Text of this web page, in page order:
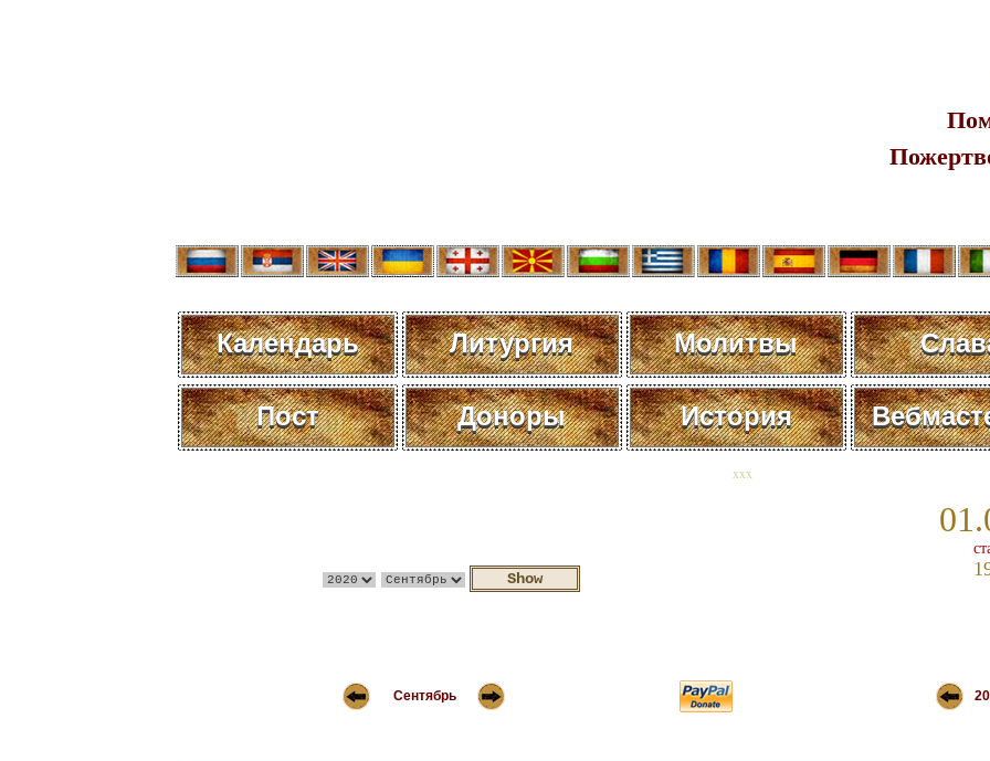
Календарь Литургия Молитвы
Пост Доноры История
xxx
Сентябрь